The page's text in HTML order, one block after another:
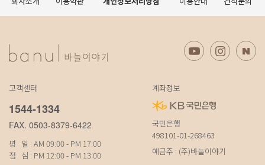
고객센터
1544-1334
FAX. 0503-8379-6422
평 일 : AM 09:00 - PM 17:00
점 심 : PM 12:00 - PM 13:00
계좌정보
국민은행
498101-01-268463
예금주 : (주)바늘이야기